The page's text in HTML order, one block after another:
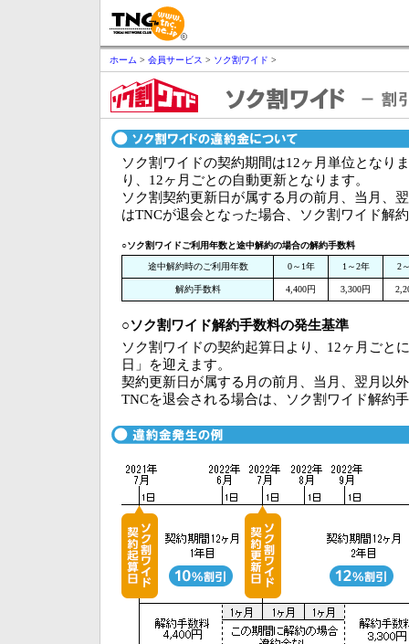
ホーム > 会員サービス > ソク割ワイド >
ソク割ワイドの契約期間は12ヶ月単位となり
り、12ヶ月ごとの自動更新となります。
ソク割契約更新日が属する月の前月、当月、
はTNCが退会となった場合、ソク割ワイド解
○ソク割ワイドご利用年数と途中解約の場合の解約手数料
途中解約時のご利用年数 0～1年 1～2年 2
解約手数料 4,400円 3,300円
○ソク割ワイド解約手数料の発生基準
ソク割ワイドの契約起算日より、12ヶ月ごと
日」を迎えます。
契約更新日が属する月の前月、当月、翌月以
TNCを退会される場合は、ソク割ワイド解約